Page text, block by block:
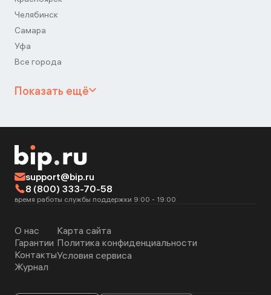
Челябинск
Самара
Уфа
Все города
Показать ещё
support@bip.ru
8 (800) 333-70-58
время работы службы поддержки 9:00 - 19:00
О нас
Гарантии
Контакты
Журнал
Карта сайта
Политика конфиденциальности
Условия сервиса